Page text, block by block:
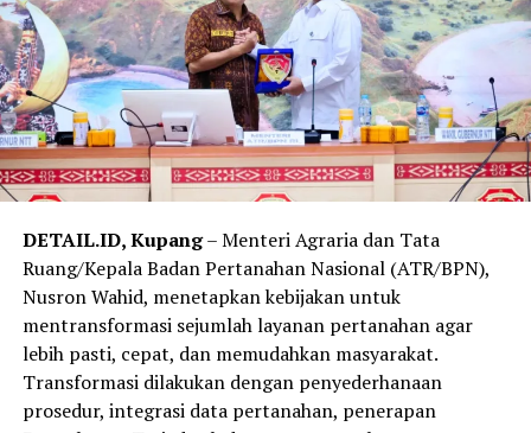
DETAIL.ID, Kupang– Menteri Agraria dan Tata
Ruang/Kepala Badan Pertanahan Nasional (ATR/BPN),
Nusron Wahid, menetapkan kebijakan untuk
mentransformasi sejumlah layanan pertanahan agar
lebih pasti, cepat, dan memudahkan masyarakat.
Transformasi dilakukan dengan penyederhanaan
prosedur, integrasi data pertanahan, penerapan